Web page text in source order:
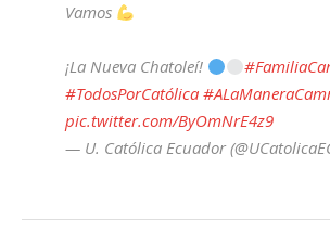
Vamos
¡La Nueva Chatoleí!
#TodosPorCatólica
pic.twitter.com/ByOmNrE4z9
— U. Católica Ecuador